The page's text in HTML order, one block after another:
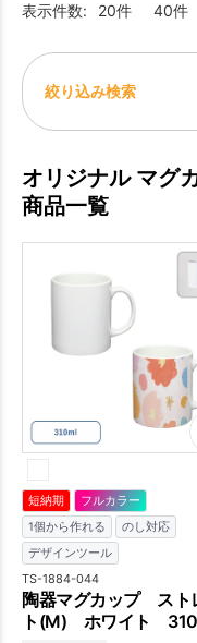
表示件数: 20件 40件
絞り込み検索
オリジナル マグ
商品一覧
短納期
フルカラー
1個から作れる
のし対応
デザインツール
TS-1884-044
陶器マグカップ スト
ト(M) ホワイト